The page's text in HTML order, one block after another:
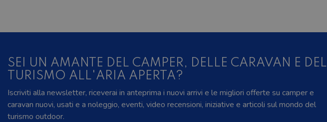
SEI UN AMANTE DEL CAMPER, DELLE CARAVAN E DEL
TURISMO ALL'ARIA APERTA?
Iscriviti alla newsletter, riceverai in anteprima i nuovi arrivi e le migliori offerte su camper e
caravan nuovi, usati e a noleggio, eventi, video recensioni, iniziative e articoli sul mondo del
turismo outdoor.